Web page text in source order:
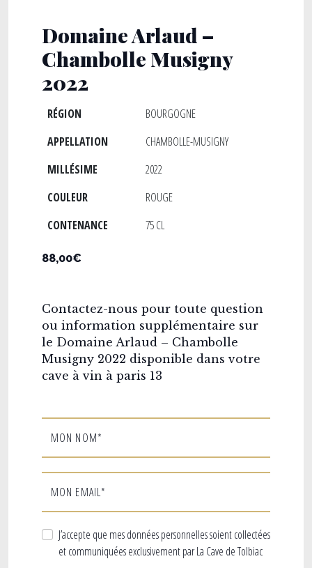
Domaine Arlaud –
Chambolle Musigny
2022
RÉGION
BOURGOGNE
APPELLATION
CHAMBOLLE-MUSIGNY
MILLÉSIME
2022
COULEUR
ROUGE
CONTENANCE
75 CL
88,00€
Contactez-nous pour toute question
ou information supplémentaire sur
le Domaine Arlaud – Chambolle
Musigny 2022 disponible dans votre
cave à vin à paris 13
MON NOM*
MON EMAIL*
J’accepte que mes données personnelles soient collectées
et communiquées exclusivement par La Cave de Tolbiac